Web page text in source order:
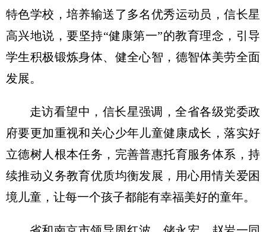
特色学校，培养输送了多名优秀运动员，信长星
高兴地说，要坚持“健康第一”的教育理念，引导
学生积极锻炼身体、健全心智，德智体美劳全面
发展。
走访看望中，信长星强调，全省各级党委政
府要更加重视和关心少年儿童健康成长，落实好
立德树人根本任务，完善普惠托育服务体系，持
续推动义务教育优质均衡发展，用心用情关爱困
境儿童，让每一个孩子都能有幸福美好的童年。